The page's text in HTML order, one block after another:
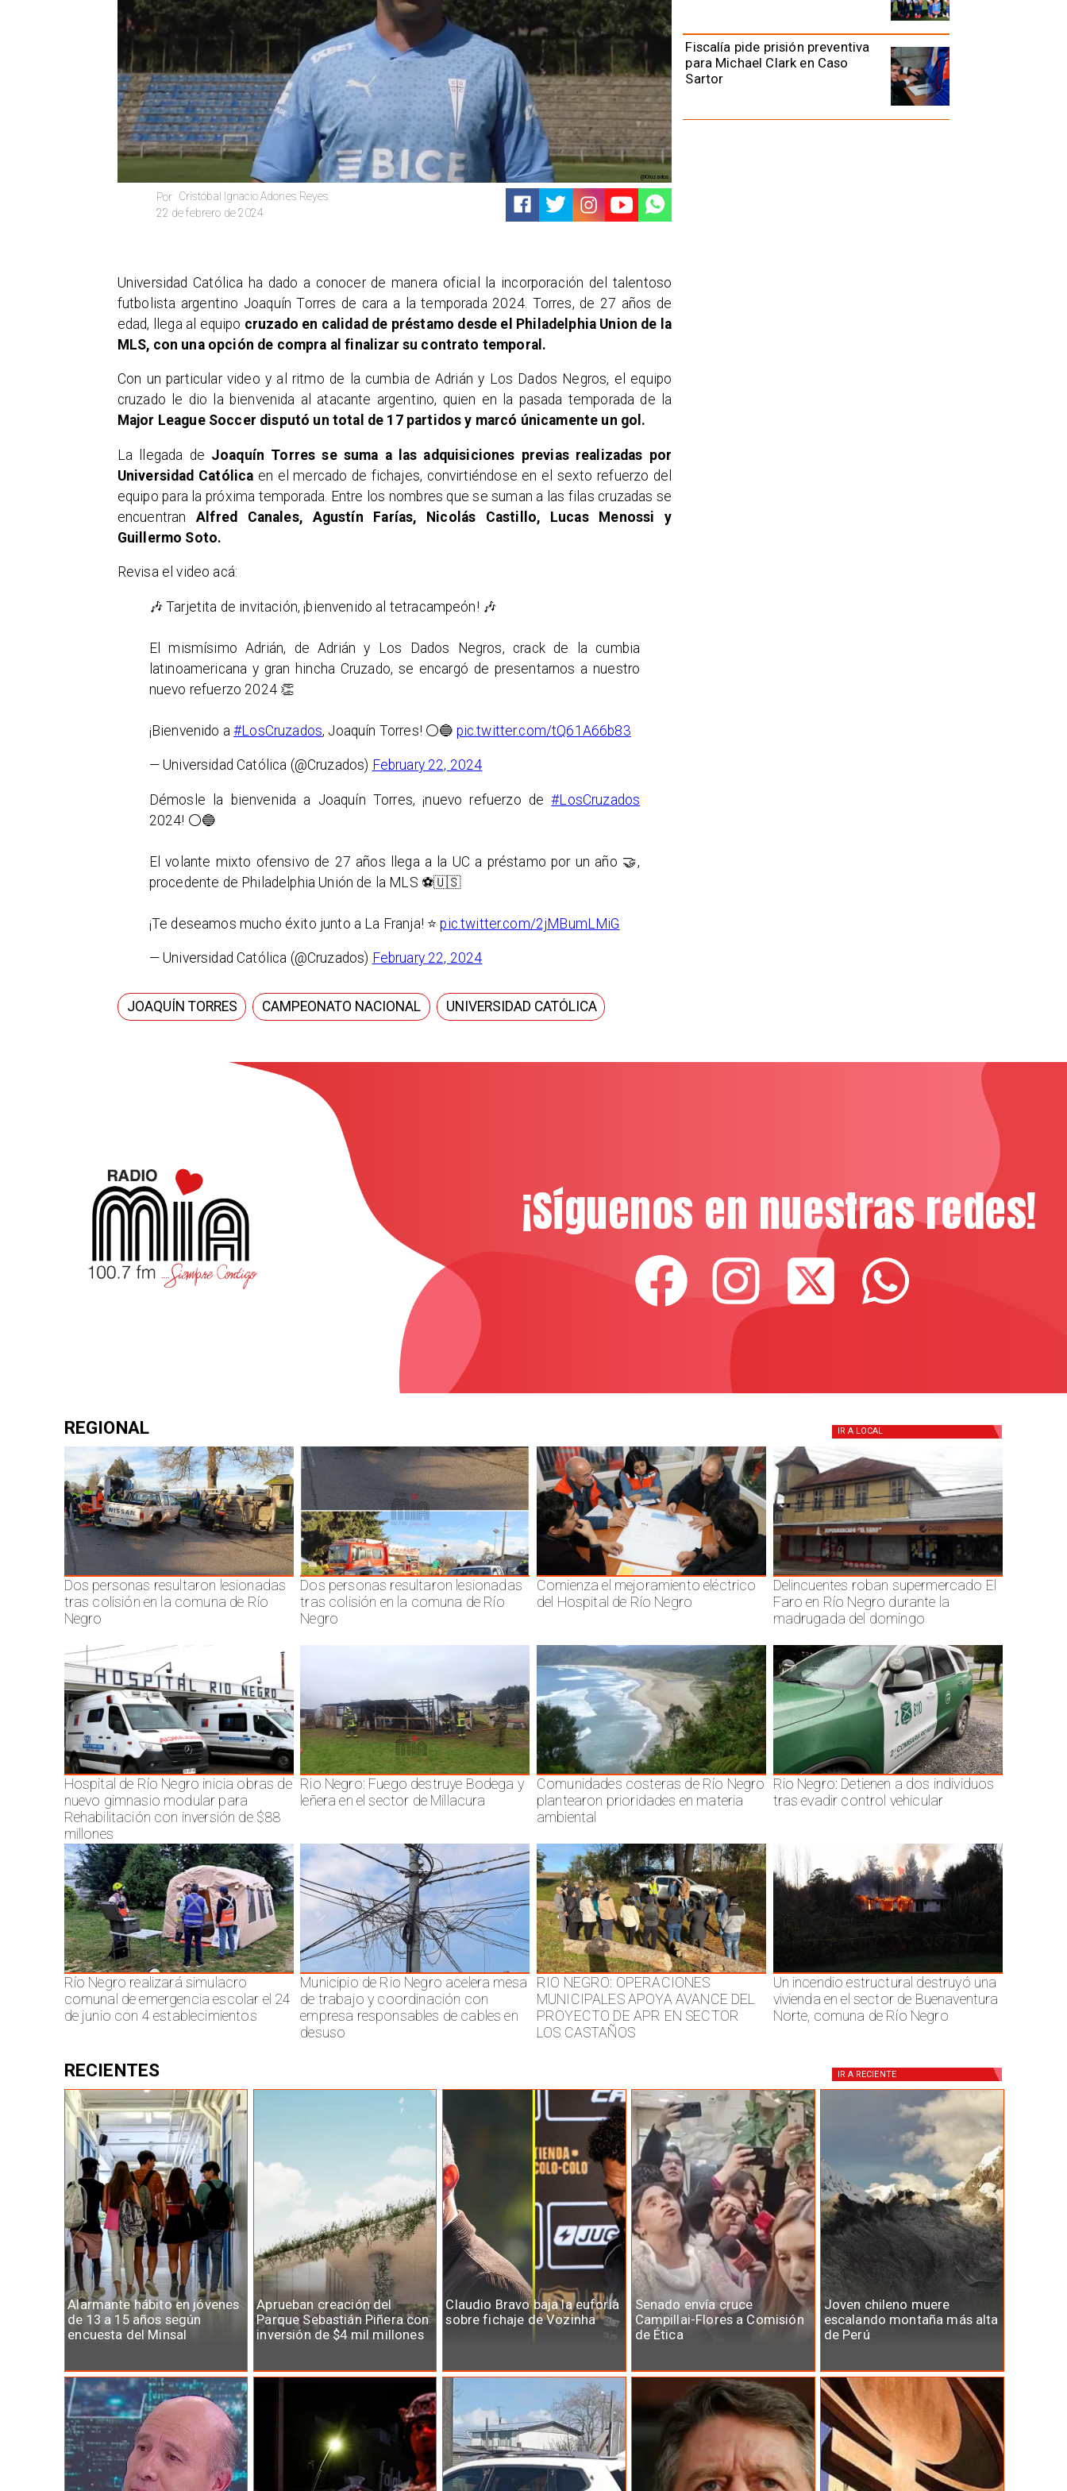
Cristóbal Ignacio Adones Reyes
Por
22 de febrero de 2024
@Cruzados
Fiscalía pide prisión preventiva
para Michael Clark en Caso
Sartor
Universidad Católica ha dado a conocer de manera oficial la incorporación del talentoso
futbolista argentino Joaquín Torres de cara a la temporada 2024. Torres, de 27 años de
edad, llega al equipo cruzado en calidad de préstamo desde el Philadelphia Union de la
MLS, con una opción de compra al finalizar su contrato temporal.
Con un particular video y al ritmo de la cumbia de Adrián y Los Dados Negros, el equipo
cruzado le dio la bienvenida al atacante argentino, quien en la pasada temporada de la
Major League Soccer disputó un total de 17 partidos y marcó únicamente un gol.
La llegada de Joaquín Torres se suma a las adquisiciones previas realizadas por
Universidad Católica en el mercado de fichajes, convirtiéndose en el sexto refuerzo del
equipo para la próxima temporada. Entre los nombres que se suman a las filas cruzadas se
encuentranAlfred Canales, Agustín Farías, Nicolás Castillo, Lucas Menossi y
Guillermo Soto.
Revisa el video acá:​
🎶 Tarjetita de invitación, ¡bienvenido al tetracampeón! 🎶
El mismísimo Adrián, de Adrián y Los Dados Negros, crack de la cumbia
latinoamericana y gran hincha Cruzado, se encargó de presentarnos a nuestro
nuevo refuerzo 2024 👏
¡Bienvenido a#LosCruzados, Joaquín Torres! ⚪️🔵 pic.twitter.com/tQ61A66b83
— Universidad Católica (@Cruzados) February 22, 2024
Démosle la bienvenida a Joaquín Torres, ¡nuevo refuerzo de#LosCruzados
2024! ⚪🔵
El volante mixto ofensivo de 27 años llega a la UC a préstamo por un año 🤝,
procedente de Philadelphia Unión de la MLS ⚽🇺🇸
¡Te deseamos mucho éxito junto a La Franja! ⭐pic.twitter.com/2jMBumLMiG
— Universidad Católica (@Cruzados) February 22, 2024
JOAQUÍN TORRES CAMPEONATO NACIONAL UNIVERSIDAD CATÓLICA
¡Síguenos en nuestras redes!
REGIONAL IR A LOCAL
Dos personas resultaron lesionadas
tras colisión en la comuna de Río
Negro
Dos personas resultaron lesionadas
tras colisión en la comuna de Río
Negro
Comienza el mejoramiento eléctrico
del Hospital de Río Negro
Delincuentes roban supermercado El
Faro en Río Negro durante la
madrugada del domingo
Hospital de Río Negro inicia obras de
nuevo gimnasio modular para
Rehabilitación con inversión de $88
millones
Rio Negro: Fuego destruye Bodega y
leñera en el sector de Millacura
Comunidades costeras de Río Negro
plantearon prioridades en materia
ambiental
Rio Negro: Detienen a dos individuos
tras evadir control vehicular
Río Negro realizará simulacro
comunal de emergencia escolar el 24
de junio con 4 establecimientos
Municipio de Rio Negro acelera mesa
de trabajo y coordinación con
empresa responsables de cables en
desuso
RIO NEGRO: OPERACIONES
MUNICIPALES APOYA AVANCE DEL
PROYECTO DE APR EN SECTOR
LOS CASTAÑOS
Un incendio estructural destruyó una
vivienda en el sector de Buenaventura
Norte, comuna de Río Negro
Alarmante hábito en jóvenes
de 13 a 15 años según
encuesta del Minsal
Aprueban creación del
Parque Sebastián Piñera con
inversión de $4 mil millones
Claudio Bravo baja la euforia
sobre fichaje de Vozinha
Senado envía cruce
Campillai-Flores a Comisión
de Ética
Joven chileno muere
escalando montaña más alta
de Perú
RECIENTES IR A RECIENTE